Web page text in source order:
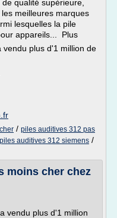
qualité supérieure,
meilleures marques
lesquelles la pile
appareils... Plus
vendu plus d'1 million de
/ piles auditives 312 pas
piles auditives 312 siemens /
moins cher chez
vendu plus d'1 million